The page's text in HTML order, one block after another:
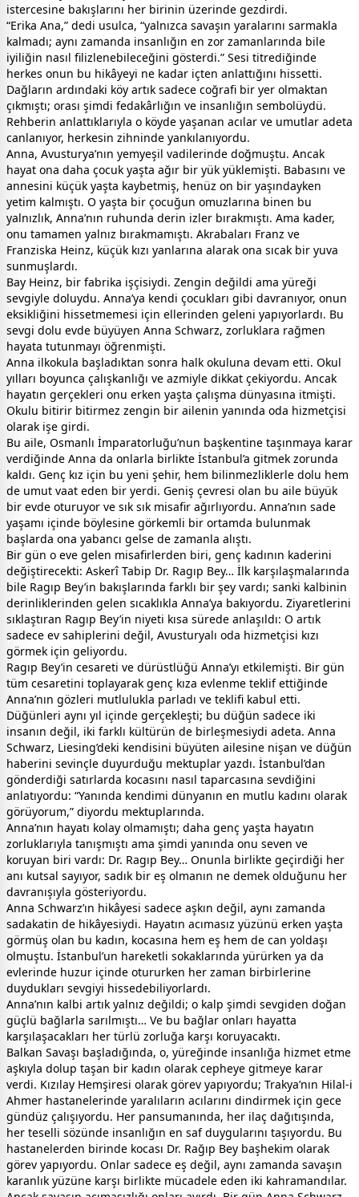
istercesine bakışlarını her birinin üzerinde gezdirdi.
“Erika Ana,” dedi usulca, “yalnızca savaşın yaralarını sarmakla
kalmadı; aynı zamanda insanlığın en zor zamanlarında bile
iyiliğin nasıl filizlenebileceğini gösterdi.” Sesi titrediğinde
herkes onun bu hikâyeyi ne kadar içten anlattığını hissetti.
Dağların ardındaki köy artık sadece coğrafi bir yer olmaktan
çıkmıştı; orası şimdi fedakârlığın ve insanlığın sembolüydü.
Rehberin anlattıklarıyla o köyde yaşanan acılar ve umutlar adeta
canlanıyor, herkesin zihninde yankılanıyordu.
Anna, Avusturya’nın yemyeşil vadilerinde doğmuştu. Ancak
hayat ona daha çocuk yaşta ağır bir yük yüklemişti. Babasını ve
annesini küçük yaşta kaybetmiş, henüz on bir yaşındayken
yetim kalmıştı. O yaşta bir çocuğun omuzlarına binen bu
yalnızlık, Anna’nın ruhunda derin izler bırakmıştı. Ama kader,
onu tamamen yalnız bırakmamıştı. Akrabaları Franz ve
Franziska Heinz, küçük kızı yanlarına alarak ona sıcak bir yuva
sunmuşlardı.
Bay Heinz, bir fabrika işçisiydi. Zengin değildi ama yüreği
sevgiyle doluydu. Anna’ya kendi çocukları gibi davranıyor, onun
eksikliğini hissetmemesi için ellerinden geleni yapıyorlardı. Bu
sevgi dolu evde büyüyen Anna Schwarz, zorluklara rağmen
hayata tutunmayı öğrenmişti.
Anna ilkokula başladıktan sonra halk okuluna devam etti. Okul
yılları boyunca çalışkanlığı ve azmiyle dikkat çekiyordu. Ancak
hayatın gerçekleri onu erken yaşta çalışma dünyasına itmişti.
Okulu bitirir bitirmez zengin bir ailenin yanında oda hizmetçisi
olarak işe girdi.
Bu aile, Osmanlı İmparatorluğu’nun başkentine taşınmaya karar
verdiğinde Anna da onlarla birlikte İstanbul’a gitmek zorunda
kaldı. Genç kız için bu yeni şehir, hem bilinmezliklerle dolu hem
de umut vaat eden bir yerdi. Geniş çevresi olan bu aile büyük
bir evde oturuyor ve sık sık misafir ağırlıyordu. Anna’nın sade
yaşamı içinde böylesine görkemli bir ortamda bulunmak
başlarda ona yabancı gelse de zamanla alıştı.
Bir gün o eve gelen misafirlerden biri, genç kadının kaderini
değiştirecekti: Askerî Tabip Dr. Ragıp Bey… İlk karşılaşmalarında
bile Ragıp Bey’in bakışlarında farklı bir şey vardı; sanki kalbinin
derinliklerinden gelen sıcaklıkla Anna’ya bakıyordu. Ziyaretlerini
sıklaştıran Ragıp Bey’in niyeti kısa sürede anlaşıldı: O artık
sadece ev sahiplerini değil, Avusturyalı oda hizmetçisi kızı
görmek için geliyordu.
Ragıp Bey’in cesareti ve dürüstlüğü Anna’yı etkilemişti. Bir gün
tüm cesaretini toplayarak genç kıza evlenme teklif ettiğinde
Anna’nın gözleri mutlulukla parladı ve teklifi kabul etti.
Düğünleri aynı yıl içinde gerçekleşti; bu düğün sadece iki
insanın değil, iki farklı kültürün de birleşmesiydi adeta. Anna
Schwarz, Liesing’deki kendisini büyüten ailesine nişan ve düğün
haberini sevinçle duyurduğu mektuplar yazdı. İstanbul’dan
gönderdiği satırlarda kocasını nasıl taparcasına sevdiğini
anlatıyordu: “Yanında kendimi dünyanın en mutlu kadını olarak
görüyorum,” diyordu mektuplarında.
Anna’nın hayatı kolay olmamıştı; daha genç yaşta hayatın
zorluklarıyla tanışmıştı ama şimdi yanında onu seven ve
koruyan biri vardı: Dr. Ragıp Bey… Onunla birlikte geçirdiği her
anı kutsal sayıyor, sadık bir eş olmanın ne demek olduğunu her
davranışıyla gösteriyordu.
Anna Schwarz’ın hikâyesi sadece aşkın değil, aynı zamanda
sadakatin de hikâyesiydi. Hayatın acımasız yüzünü erken yaşta
görmüş olan bu kadın, kocasına hem eş hem de can yoldaşı
olmuştu. İstanbul’un hareketli sokaklarında yürürken ya da
evlerinde huzur içinde otururken her zaman birbirlerine
duydukları sevgiyi hissedebiliyorlardı.
Anna’nın kalbi artık yalnız değildi; o kalp şimdi sevgiden doğan
güçlü bağlarla sarılmıştı… Ve bu bağlar onları hayatta
karşılaşacakları her türlü zorluğa karşı koruyacaktı.
Balkan Savaşı başladığında, o, yüreğinde insanlığa hizmet etme
aşkıyla dolup taşan bir kadın olarak cepheye gitmeye karar
verdi. Kızılay Hemşiresi olarak görev yapıyordu; Trakya’nın Hilal-i
Ahmer hastanelerinde yaralıların acılarını dindirmek için gece
gündüz çalışıyordu. Her pansumanında, her ilaç dağıtışında,
her teselli sözünde insanlığın en saf duygularını taşıyordu. Bu
hastanelerden birinde kocası Dr. Rağıp Bey başhekim olarak
görev yapıyordu. Onlar sadece eş değil, aynı zamanda savaşın
karanlık yüzüne karşı birlikte mücadele eden iki kahramandılar.